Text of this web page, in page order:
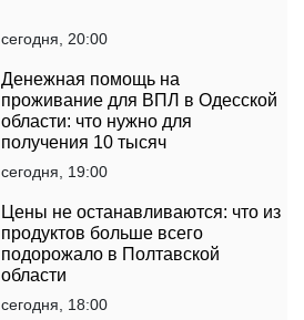
сегодня, 20:00
Денежная помощь на
проживание для ВПЛ в Одесской
области: что нужно для
получения 10 тысяч
сегодня, 19:00
Цены не останавливаются: что из
продуктов больше всего
подорожало в Полтавской
области
сегодня, 18:00